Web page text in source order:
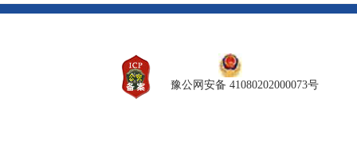
豫公网安备 41080202000073号